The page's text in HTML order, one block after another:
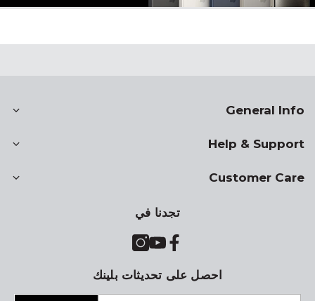
General Info
Help & Support
Customer Care
تجدنا في
احصل على تحديثات بلينك